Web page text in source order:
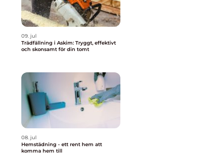
09. jul
Trädfällning i Askim: Tryggt, effektivt
och skonsamt för din tomt
08. jul
Hemstädning - ett rent hem att
komma hem till